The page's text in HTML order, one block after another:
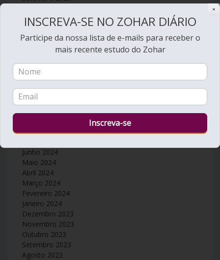
Julho 2025
Junho 2025
Maio 2025
Fevereiro 2025
Janeiro 2025
Dezembro 2024
Novembro 2024
Outubro 2024
Agosto 2024
Junho 2024
Maio 2024
Abril 2024
Março 2024
Fevereiro 2024
Janeiro 2024
Dezembro 2023
Novembro 2023
Outubro 2023
Setembro 2023
Agosto 2023
✕
INSCREVA-SE NO ZOHAR DIÁRIO
Participe da nossa lista de e-mails para receber o
mais recente estudo do Zohar